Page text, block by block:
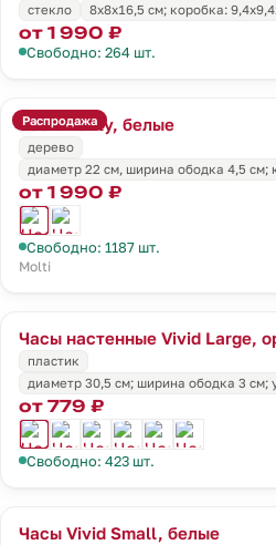
стекло
8х8х16,5 см; коробка:
от 1 990 ₽
Свободно: 264 шт.
Распродажа
Часы Benty, белые
дерево
диаметр 22 см, ширина ободка 4,5 см;
от 1 990 ₽
Свободно: 1187 шт.
Molti
Часы настенные Vivid Large,
пластик
диаметр 30,5 см; ширина ободка 3 см;
от 779 ₽
Свободно: 423 шт.
Часы Vivid Small, белые